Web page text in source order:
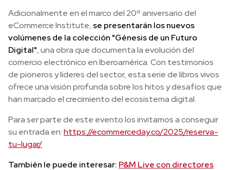
Adicionalmente en el marco del 20º aniversario del
eCommerce Institute, se presentarán los nuevos
volúmenes de la colección "Génesis de un Futuro
Digital", una obra que documenta la evolución del
comercio electrónico en Iberoamérica. Con testimonios
de pioneros y líderes del sector, esta serie de libros vivos
ofrece una visión profunda sobre los hitos y desafíos que
han marcado el crecimiento del ecosistema digital.
Para ser parte de este evento los invitamos a conseguir
su entrada en:https://ecommerceday.co/2025/reserva-
tu-lugar/
También le puede interesar: P&M Live con directores